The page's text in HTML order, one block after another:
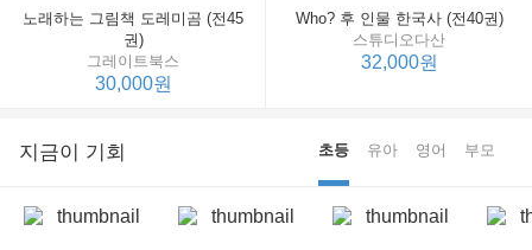
노래하는 그림책 도레미곰 (전45
권)
그레이트북스
30,000원
Who? 후 인물 한국사 (전40권)
스튜디오다산
32,000원
지금이 기회 초등 유아 영어 부모